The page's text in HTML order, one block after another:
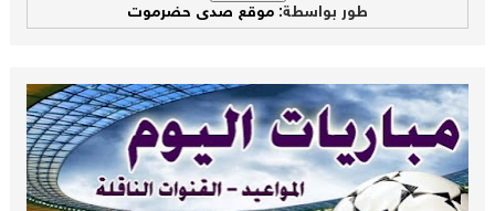
طور بواسطة:موقع صدى حضرموت